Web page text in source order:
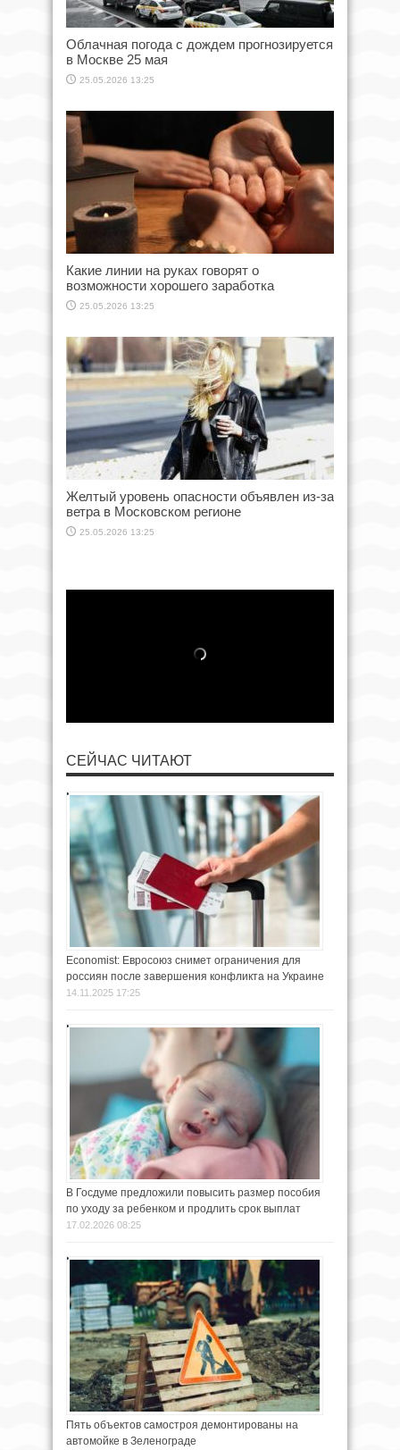
Облачная погода с дождем прогнозируется
в Москве 25 мая
25.05.2026 13:25
Какие линии на руках говорят о
возможности хорошего заработка
25.05.2026 13:25
Желтый уровень опасности объявлен из-за
ветра в Московском регионе
25.05.2026 13:25
СЕЙЧАС ЧИТАЮТ
Economist: Евросоюз снимет ограничения для
россиян после завершения конфликта на Украине
14.11.2025 17:25
В Госдуме предложили повысить размер пособия
по уходу за ребенком и продлить срок выплат
17.02.2026 08:25
Пять объектов самостроя демонтированы на
автомойке в Зеленограде